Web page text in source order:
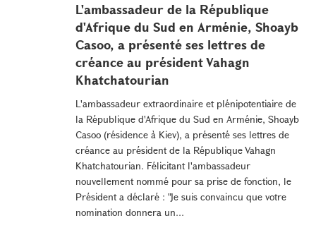
L'ambassadeur de la République
d'Afrique du Sud en Arménie, Shoayb
Casoo, a présenté ses lettres de
créance au président Vahagn
Khatchatourian
L'ambassadeur extraordinaire et plénipotentiaire de
la République d'Afrique du Sud en Arménie, Shoayb
Casoo (résidence à Kiev), a présenté ses lettres de
créance au président de la République Vahagn
Khatchatourian. Félicitant l'ambassadeur
nouvellement nommé pour sa prise de fonction, le
Président a déclaré : "Je suis convaincu que votre
nomination donnera un...